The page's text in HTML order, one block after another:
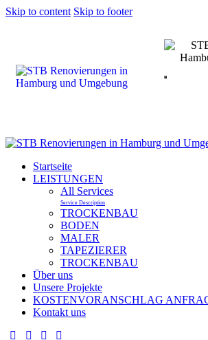
Skip to content Skip to footer
Startseite
LEISTUNGEN
All Services
Service Description
TROCKENBAU
BODEN
MALER
TAPEZIERER
TROCKENBAU
Über uns
Unsere Projekte
KOSTENVORANSCHLAG
Kontakt uns